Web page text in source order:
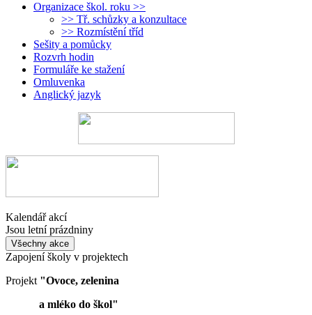
Organizace škol. roku >>
>> Tř. schůzky a konzultace
>> Rozmístění tříd
Sešity a pomůcky
Rozvrh hodin
Formuláře ke stažení
Omluvenka
Anglický jazyk
Kalendář akcí
Jsou letní prázdniny
Všechny akce
Zapojení školy v projektech
Projekt "Ovoce, zelenina
a mléko do škol"